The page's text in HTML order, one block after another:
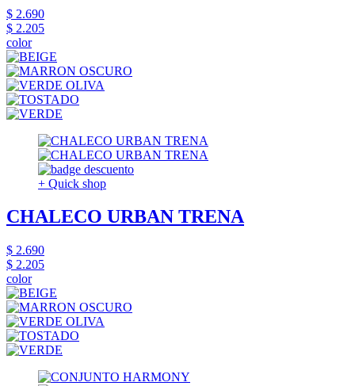
$ 2.690
$ 2.205
color
+ Quick shop
CHALECO URBAN TRENA
$ 2.690
$ 2.205
color